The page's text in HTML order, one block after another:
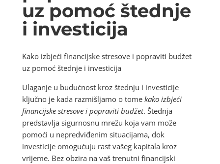
uz pomoć štednje
i investicija
Kako izbjeći financijske stresove i popraviti budžet
uz pomoć štednje i investicija
Ulaganje u budućnost kroz štednju i investicije
ključno je kada razmišljamo o tome kako izbjeći
financijske stresove i popraviti budžet. Štednja
predstavlja sigurnosnu mrežu koja vam može
pomoći u nepredviđenim situacijama, dok
investicije omogućuju rast vašeg kapitala kroz
vrijeme. Bez obzira na vaš trenutni financijski